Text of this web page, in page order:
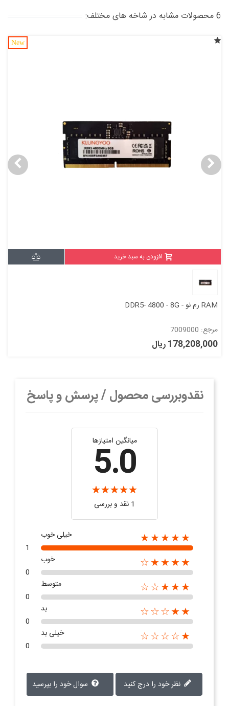
6 محصولات مشابه در شاخه های مختلف:
New
افزودن به سبد خرید
RAM رم نو - DDR5- 4800 - 8G
مرجع: 7009000
178,208,000 ریال
نقدوبررسی محصول / پرسش و پاسخ
میانگین امتیازها
5.0
1 نقد و بررسی
★★★★★
خیلی خوب
1
★★★★☆
خوب
0
★★★☆☆
متوسط
0
★★☆☆☆
بد
0
★☆☆☆☆
خیلی بد
0
سوال خود را بپرسید